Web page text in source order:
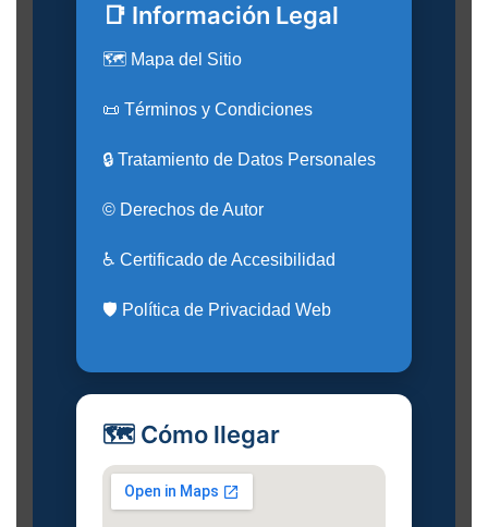
📑 Información Legal
🗺️ Mapa del Sitio
📜 Términos y Condiciones
🔒 Tratamiento de Datos Personales
© Derechos de Autor
♿ Certificado de Accesibilidad
🛡️ Política de Privacidad Web
🗺️ Cómo llegar